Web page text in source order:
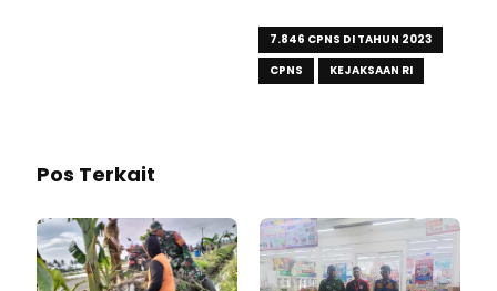
7.846 CPNS DI TAHUN 2023
CPNS
KEJAKSAAN RI
Pos Terkait